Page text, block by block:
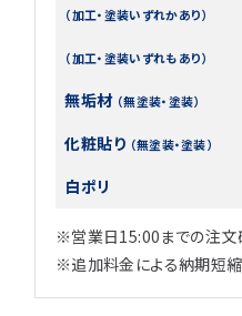
（加工・塗装いずれかあり）
（加工・塗装いずれもあり）
無垢材 （無塗装・塗装）
化粧貼り （無塗装・塗装）
白ポリ
※営業日15:00までの注文
※追加料金による納期短縮